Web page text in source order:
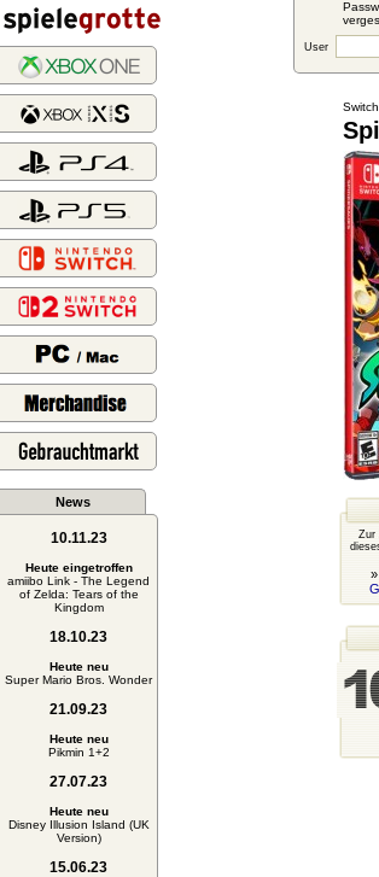
User
News
10.11.23
Heute eingetroffen
amiibo Link - The Legend
of Zelda: Tears of the
Kingdom
18.10.23
Heute neu
Super Mario Bros. Wonder
21.09.23
Heute neu
Pikmin 1+2
27.07.23
Heute neu
Disney Illusion Island (UK
Version)
15.06.23
Switch
Zur
»